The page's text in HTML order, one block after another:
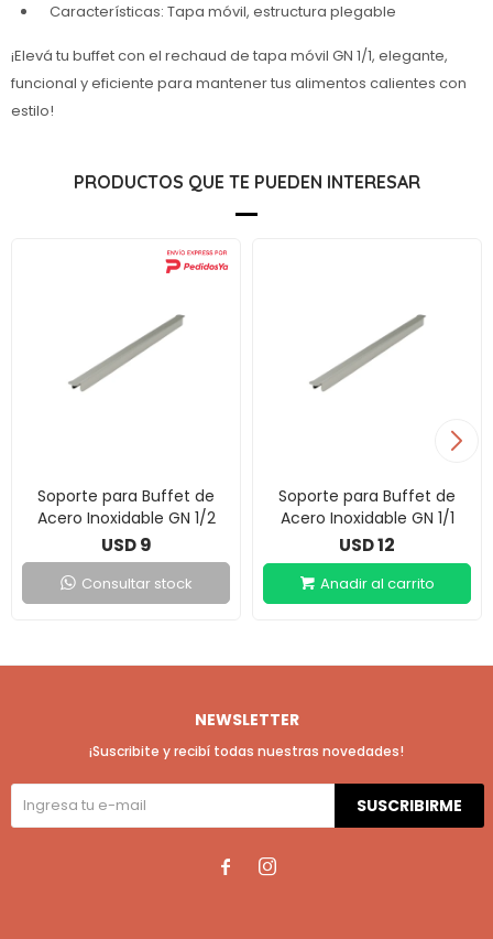
Características: Tapa móvil, estructura plegable
¡Elevá tu buffet con el rechaud de tapa móvil GN 1/1, elegante,
funcional y eficiente para mantener tus alimentos calientes con
estilo!
PRODUCTOS QUE TE PUEDEN INTERESAR
Soporte para Buffet de
Acero Inoxidable GN 1/2
USD 9
Consultar stock
Soporte para Buffet de
Acero Inoxidable GN 1/1
USD12
NEWSLETTER
¡Suscribite y recibí todas nuestras novedades!
SUSCRIBIRME
 